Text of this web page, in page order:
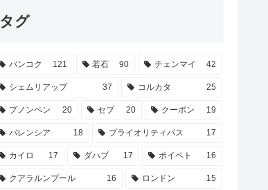
タグ
バンコク 121 若石 90 チェンマイ 42
シェムリアップ 37 コルカタ 25
プノンペン 20 セブ 20 クーポン 19
バレンシア 18 プライオリティパス 17
カイロ 17 ダハブ 17 ポイペト 16
クアラルンプール 16 ロンドン 15